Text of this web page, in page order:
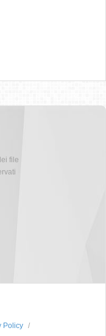
file
Policy